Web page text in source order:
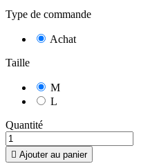
Type de commande
Achat
Taille
M
L
Quantité
 Ajouter au panier